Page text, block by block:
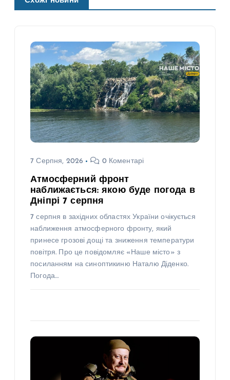
7 Серпня, 2026 0 Коментарі
Атмосферний фронт
наближається: якою буде погода в
Дніпрі 7 серпня
7 серпня в західних областях України очікується
наближення атмосферного фронту, який
принесе грозові дощі та зниження температури
повітря. Про це повідомляє «Наше місто» з
посиланням на синоптикиню Наталю Діденко.
Погода…